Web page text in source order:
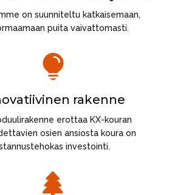
on suunniteltu katkaisemaan,
puita vaivattomasti.

rakenne
erottaa KX-kouran
osien ansiosta koura on
investointi.
